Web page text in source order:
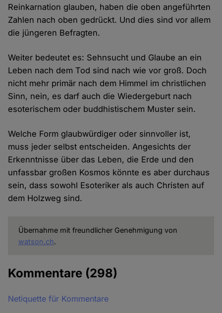
Reinkarnation glauben, haben die oben angeführten
Zahlen nach oben gedrückt. Und dies sind vor allem
die jüngeren Befragten.
Weiter bedeutet es: Sehnsucht und Glaube an ein
Leben nach dem Tod sind nach wie vor groß. Doch
nicht mehr primär nach dem Himmel im christlichen
Sinn, nein, es darf auch die Wiedergeburt nach
esoterischem oder buddhistischem Muster sein.
Welche Form glaubwürdiger oder sinnvoller ist,
muss jeder selbst entscheiden. Angesichts der
Erkenntnisse über das Leben, die Erde und den
unfassbar großen Kosmos könnte es aber durchaus
sein, dass sowohl Esoteriker als auch Christen auf
dem Holzweg sind.
Übernahme mit freundlicher Genehmigung von
watson.ch.
Kommentare (298)
Netiquette für Kommentare